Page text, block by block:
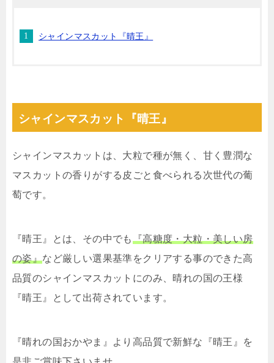
シャインマスカット『晴王』
シャインマスカット『晴王』
シャインマスカットは、大粒で種が無く、甘く豊潤な
マスカットの香りがする皮ごと食べられる次世代の葡
萄です。
『晴王』とは、その中でも『高糖度・大粒・美しい房
の姿』など厳しい選果基準をクリアする事のできた高
品質のシャインマスカットにのみ、晴れの国の王様
『晴王』として出荷されています。
『晴れの国おかやま』より高品質で新鮮な『晴王』を